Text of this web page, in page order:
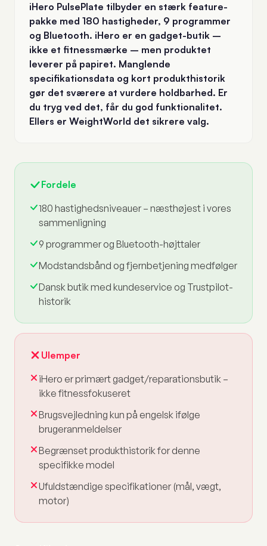
iHero PulsePlate tilbyder en stærk feature-
pakke med 180 hastigheder, 9 programmer
og Bluetooth. iHero er en gadget-butik –
ikke et fitnessmærke – men produktet
leverer på papiret. Manglende
specifikationsdata og kort produkthistorik
gør det sværere at vurdere holdbarhed. Er
du tryg ved det, får du god funktionalitet.
Ellers er WeightWorld det sikrere valg.
Fordele
180 hastighedsniveauer – næsthøjest i vores
sammenligning
9 programmer og Bluetooth-højttaler
Modstandsbånd og fjernbetjening medfølger
Dansk butik med kundeservice og Trustpilot-
historik
Ulemper
iHero er primært gadget/reparationsbutik –
ikke fitnessfokuseret
Brugsvejledning kun på engelsk ifølge
brugeranmeldelser
Begrænset produkthistorik for denne
specifikke model
Ufuldstændige specifikationer (mål, vægt,
motor)